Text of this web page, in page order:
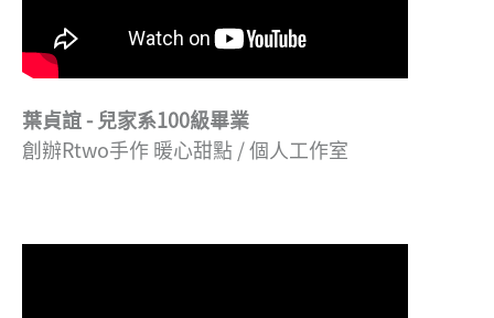
葉貞誼 - 兒家系100級畢業
創辦Rtwo手作 暖心甜點 / 個人工作室